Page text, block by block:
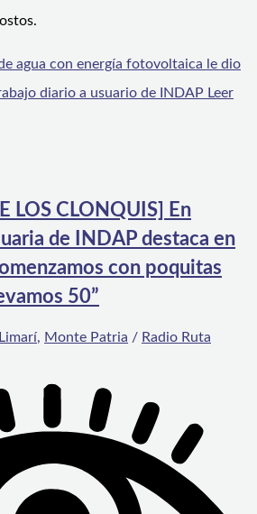
agua con energía fotovoltaica le dio
diario a usuario de INDAP Leer
LOS CLONQUIS] En
de INDAP destaca en
con poquitas
50”
Limarí, Monte Patria / Radio Ruta